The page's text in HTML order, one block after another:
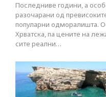
Последниве години, а
разочарани од
популарни одморалишта.
Хрватска, па цените на
сите реални…